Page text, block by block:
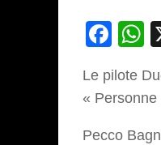
Le pilote
« Personne
Pecco